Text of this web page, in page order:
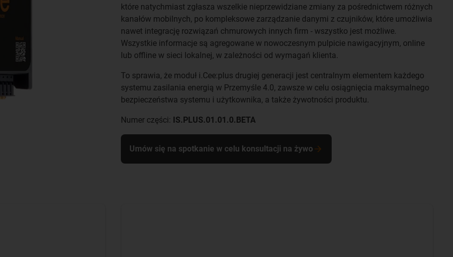
które natychmiast zgłasza wszelkie nieprzewidziane zmiany za pośrednictwem różnych
kanałów mobilnych, po kompleksowe zarządzanie danymi z czujników, które umożliwia
nawet integrację rozwiązań chmurowych innych firm - wszystko jest możliwe.
Wszystkie informacje są agregowane w nowoczesnym pulpicie nawigacyjnym, online
lub offline w sieci lokalnej, w zależności od wymagań klienta.
To sprawia, że moduł i.Cee:plus drugiej generacji jest centralnym elementem każdego
systemu zasilania energią w Przemyśle 4.0, zawsze w celu osiągnięcia maksymalnego
bezpieczeństwa systemu i użytkownika, a także żywotności produktu.
Numer części: IS.PLUS.01.01.0.BETA
Umów się na spotkanie w celu konsultacji na żywo